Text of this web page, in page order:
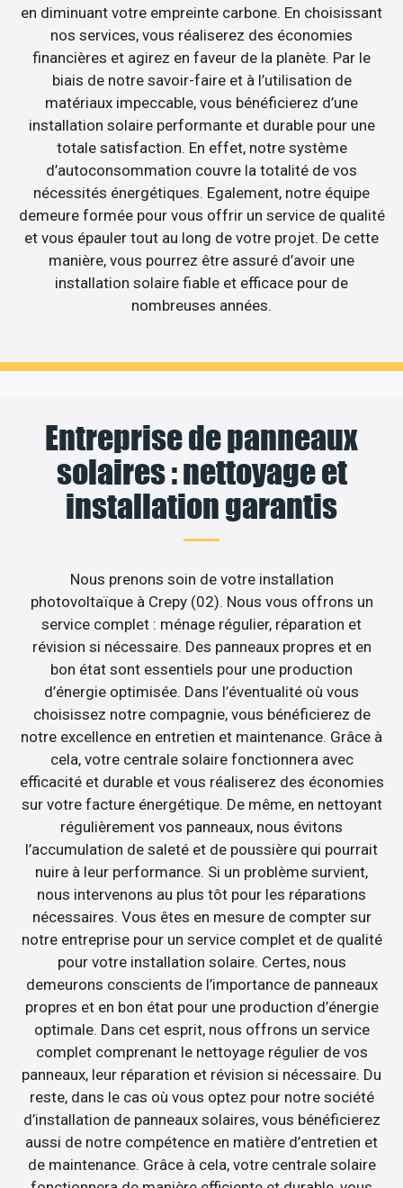
en diminuant votre empreinte carbone. En choisissant
nos services, vous réaliserez des économies
financières et agirez en faveur de la planète. Par le
biais de notre savoir-faire et à l’utilisation de
matériaux impeccable, vous bénéficierez d’une
installation solaire performante et durable pour une
totale satisfaction. En effet, notre système
d’autoconsommation couvre la totalité de vos
nécessités énergétiques. Egalement, notre équipe
demeure formée pour vous offrir un service de qualité
et vous épauler tout au long de votre projet. De cette
manière, vous pourrez être assuré d’avoir une
installation solaire fiable et efficace pour de
nombreuses années.
Entreprise de panneaux
solaires : nettoyage et
installation garantis
Nous prenons soin de votre installation
photovoltaïque à Crepy (02). Nous vous offrons un
service complet : ménage régulier, réparation et
révision si nécessaire. Des panneaux propres et en
bon état sont essentiels pour une production
d’énergie optimisée. Dans l’éventualité où vous
choisissez notre compagnie, vous bénéficierez de
notre excellence en entretien et maintenance. Grâce à
cela, votre centrale solaire fonctionnera avec
efficacité et durable et vous réaliserez des économies
sur votre facture énergétique. De même, en nettoyant
régulièrement vos panneaux, nous évitons
l’accumulation de saleté et de poussière qui pourrait
nuire à leur performance. Si un problème survient,
nous intervenons au plus tôt pour les réparations
nécessaires. Vous êtes en mesure de compter sur
notre entreprise pour un service complet et de qualité
pour votre installation solaire. Certes, nous
demeurons conscients de l’importance de panneaux
propres et en bon état pour une production d’énergie
optimale. Dans cet esprit, nous offrons un service
complet comprenant le nettoyage régulier de vos
panneaux, leur réparation et révision si nécessaire. Du
reste, dans le cas où vous optez pour notre société
d’installation de panneaux solaires, vous bénéficierez
aussi de notre compétence en matière d’entretien et
de maintenance. Grâce à cela, votre centrale solaire